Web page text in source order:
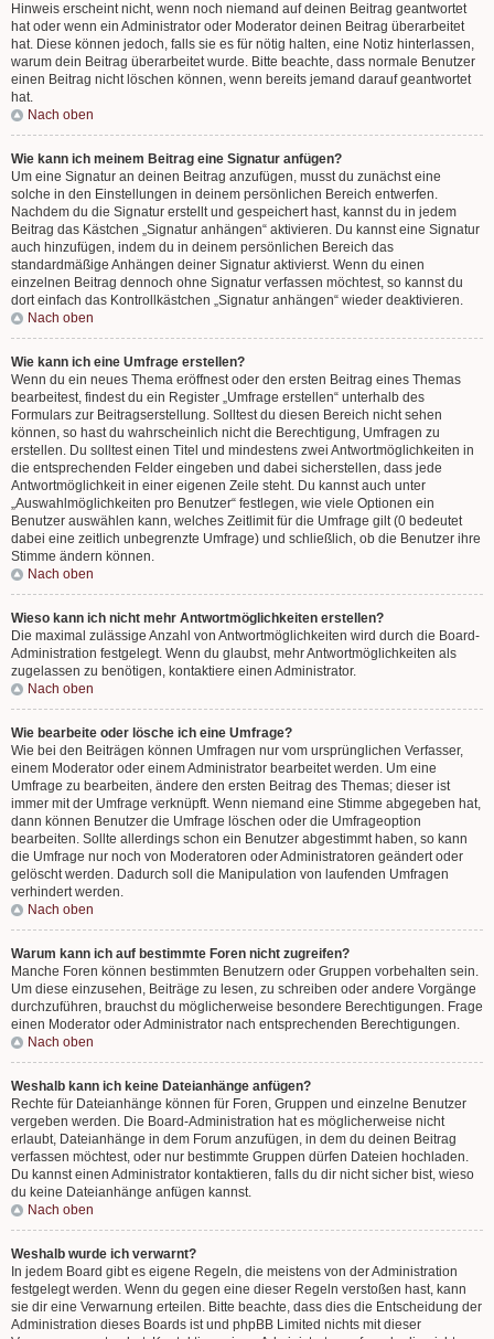
Hinweis erscheint nicht, wenn noch niemand auf deinen Beitrag geantwortet
hat oder wenn ein Administrator oder Moderator deinen Beitrag überarbeitet
hat. Diese können jedoch, falls sie es für nötig halten, eine Notiz hinterlassen,
warum dein Beitrag überarbeitet wurde. Bitte beachte, dass normale Benutzer
einen Beitrag nicht löschen können, wenn bereits jemand darauf geantwortet
hat.
Nach oben
Wie kann ich meinem Beitrag eine Signatur anfügen?
Um eine Signatur an deinen Beitrag anzufügen, musst du zunächst eine
solche in den Einstellungen in deinem persönlichen Bereich entwerfen.
Nachdem du die Signatur erstellt und gespeichert hast, kannst du in jedem
Beitrag das Kästchen „Signatur anhängen“ aktivieren. Du kannst eine Signatur
auch hinzufügen, indem du in deinem persönlichen Bereich das
standardmäßige Anhängen deiner Signatur aktivierst. Wenn du einen
einzelnen Beitrag dennoch ohne Signatur verfassen möchtest, so kannst du
dort einfach das Kontrollkästchen „Signatur anhängen“ wieder deaktivieren.
Nach oben
Wie kann ich eine Umfrage erstellen?
Wenn du ein neues Thema eröffnest oder den ersten Beitrag eines Themas
bearbeitest, findest du ein Register „Umfrage erstellen“ unterhalb des
Formulars zur Beitragserstellung. Solltest du diesen Bereich nicht sehen
können, so hast du wahrscheinlich nicht die Berechtigung, Umfragen zu
erstellen. Du solltest einen Titel und mindestens zwei Antwortmöglichkeiten in
die entsprechenden Felder eingeben und dabei sicherstellen, dass jede
Antwortmöglichkeit in einer eigenen Zeile steht. Du kannst auch unter
„Auswahlmöglichkeiten pro Benutzer“ festlegen, wie viele Optionen ein
Benutzer auswählen kann, welches Zeitlimit für die Umfrage gilt (0 bedeutet
dabei eine zeitlich unbegrenzte Umfrage) und schließlich, ob die Benutzer ihre
Stimme ändern können.
Nach oben
Wieso kann ich nicht mehr Antwortmöglichkeiten erstellen?
Die maximal zulässige Anzahl von Antwortmöglichkeiten wird durch die Board-
Administration festgelegt. Wenn du glaubst, mehr Antwortmöglichkeiten als
zugelassen zu benötigen, kontaktiere einen Administrator.
Nach oben
Wie bearbeite oder lösche ich eine Umfrage?
Wie bei den Beiträgen können Umfragen nur vom ursprünglichen Verfasser,
einem Moderator oder einem Administrator bearbeitet werden. Um eine
Umfrage zu bearbeiten, ändere den ersten Beitrag des Themas; dieser ist
immer mit der Umfrage verknüpft. Wenn niemand eine Stimme abgegeben hat,
dann können Benutzer die Umfrage löschen oder die Umfrageoption
bearbeiten. Sollte allerdings schon ein Benutzer abgestimmt haben, so kann
die Umfrage nur noch von Moderatoren oder Administratoren geändert oder
gelöscht werden. Dadurch soll die Manipulation von laufenden Umfragen
verhindert werden.
Nach oben
Warum kann ich auf bestimmte Foren nicht zugreifen?
Manche Foren können bestimmten Benutzern oder Gruppen vorbehalten sein.
Um diese einzusehen, Beiträge zu lesen, zu schreiben oder andere Vorgänge
durchzuführen, brauchst du möglicherweise besondere Berechtigungen. Frage
einen Moderator oder Administrator nach entsprechenden Berechtigungen.
Nach oben
Weshalb kann ich keine Dateianhänge anfügen?
Rechte für Dateianhänge können für Foren, Gruppen und einzelne Benutzer
vergeben werden. Die Board-Administration hat es möglicherweise nicht
erlaubt, Dateianhänge in dem Forum anzufügen, in dem du deinen Beitrag
verfassen möchtest, oder nur bestimmte Gruppen dürfen Dateien hochladen.
Du kannst einen Administrator kontaktieren, falls du dir nicht sicher bist, wieso
du keine Dateianhänge anfügen kannst.
Nach oben
Weshalb wurde ich verwarnt?
In jedem Board gibt es eigene Regeln, die meistens von der Administration
festgelegt werden. Wenn du gegen eine dieser Regeln verstoßen hast, kann
sie dir eine Verwarnung erteilen. Bitte beachte, dass dies die Entscheidung der
Administration dieses Boards ist und phpBB Limited nichts mit dieser